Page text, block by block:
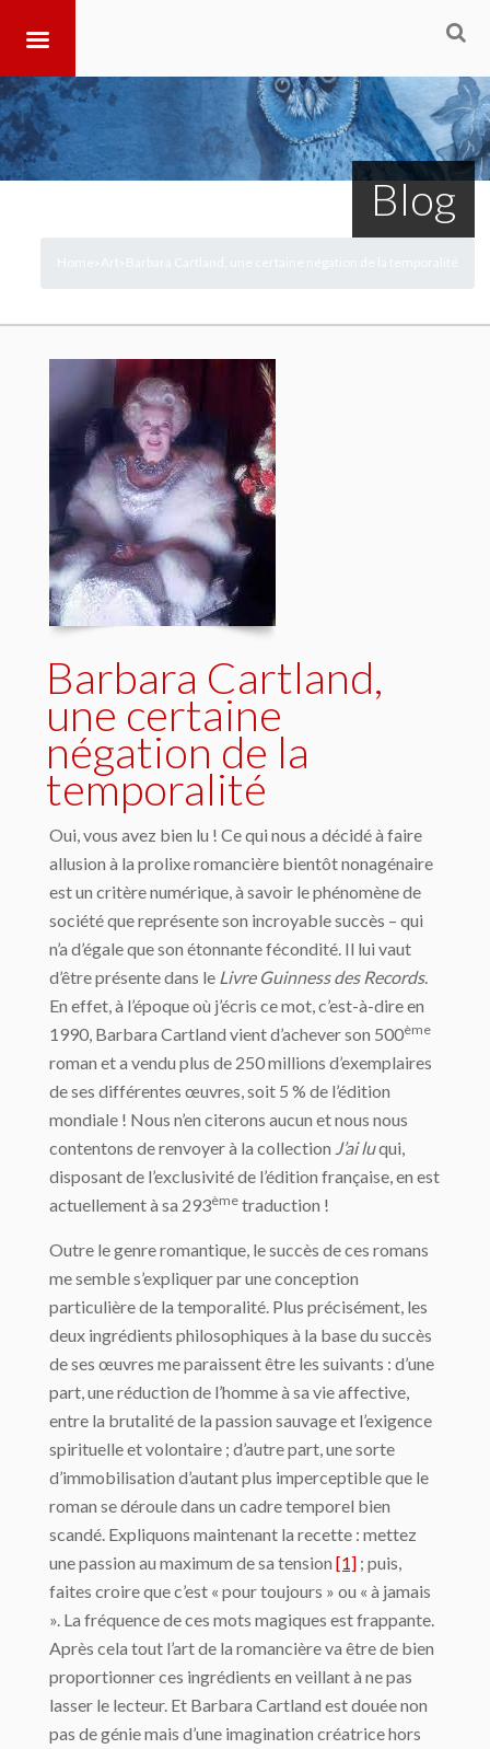
Blog
Barbara Cartland,
une certaine
négation de la
temporalité
Oui, vous avez bien lu ! Ce qui nous a décidé à faire
allusion à la prolixe romancière bientôt nonagénaire
est un critère numérique, à savoir le phénomène de
société que représente son incroyable succès – qui
n’a d’égale que son étonnante fécondité. Il lui vaut
d’être présente dans le Livre Guinness des Records.
En effet, à l’époque où j’écris ce mot, c’est-à-dire en
1990, Barbara Cartland vient d’achever son 500ème
roman et a vendu plus de 250 millions d’exemplaires
de ses différentes œuvres, soit 5 % de l’édition
mondiale ! Nous n’en citerons aucun et nous nous
contentons de renvoyer à la collection J’ai luqui,
disposant de l’exclusivité de l’édition française, en est
actuellement à sa 293ème traduction !
Outre le genre romantique, le succès de ces romans
me semble s’expliquer par une conception
particulière de la temporalité. Plus précisément, les
deux ingrédients philosophiques à la base du succès
de ses œuvres me paraissent être les suivants : d’une
part, une réduction de l’homme à sa vie affective,
entre la brutalité de la passion sauvage et l’exigence
spirituelle et volontaire ; d’autre part, une sorte
d’immobilisation d’autant plus imperceptible que le
roman se déroule dans un cadre temporel bien
scandé. Expliquons maintenant la recette : mettez
une passion au maximum de sa tension [1] ; puis,
faites croire que c’est « pour toujours » ou « à jamais
». La fréquence de ces mots magiques est frappante.
Après cela tout l’art de la romancière va être de bien
proportionner ces ingrédients en veillant à ne pas
lasser le lecteur. Et Barbara Cartland est douée non
pas de génie mais d’une imagination créatrice hors